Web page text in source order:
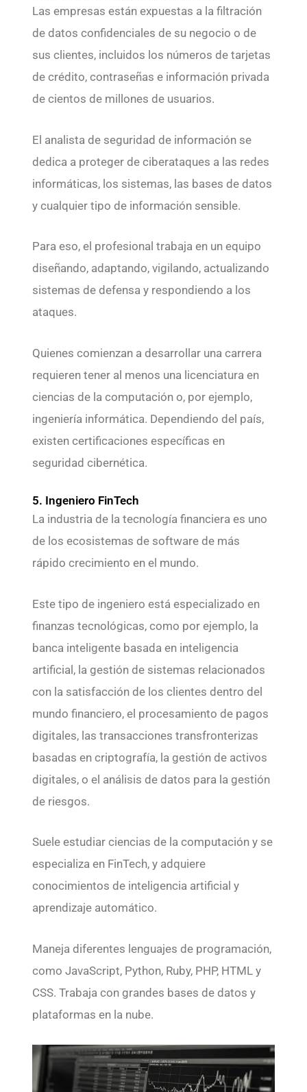
Las empresas están expuestas a la filtración
de datos confidenciales de su negocio o de
sus clientes, incluidos los números de tarjetas
de crédito, contraseñas e información privada
de cientos de millones de usuarios.
El analista de seguridad de información se
dedica a proteger de ciberataques a las redes
informáticas, los sistemas, las bases de datos
y cualquier tipo de información sensible.
Para eso, el profesional trabaja en un equipo
diseñando, adaptando, vigilando, actualizando
sistemas de defensa y respondiendo a los
ataques.
Quienes comienzan a desarrollar una carrera
requieren tener al menos una licenciatura en
ciencias de la computación o, por ejemplo,
ingeniería informática. Dependiendo del país,
existen certificaciones específicas en
seguridad cibernética.
5. Ingeniero FinTech
La industria de la tecnología financiera es uno
de los ecosistemas de software de más
rápido crecimiento en el mundo.
Este tipo de ingeniero está especializado en
finanzas tecnológicas, como por ejemplo, la
banca inteligente basada en inteligencia
artificial, la gestión de sistemas relacionados
con la satisfacción de los clientes dentro del
mundo financiero, el procesamiento de pagos
digitales, las transacciones transfronterizas
basadas en criptografía, la gestión de activos
digitales, o el análisis de datos para la gestión
de riesgos.
Suele estudiar ciencias de la computación y se
especializa en FinTech, y adquiere
conocimientos de inteligencia artificial y
aprendizaje automático.
Maneja diferentes lenguajes de programación,
como JavaScript, Python, Ruby, PHP, HTML y
CSS. Trabaja con grandes bases de datos y
plataformas en la nube.